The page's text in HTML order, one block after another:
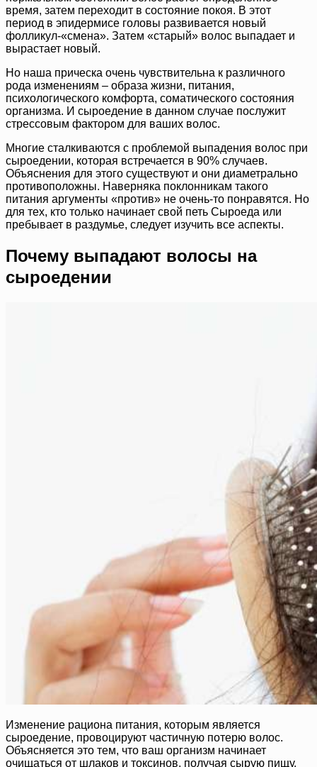
время, затем переходит в состояние покоя. В этот
период в эпидермисе головы развивается новый
фолликул-«смена». Затем «старый» волос выпадает и
вырастает новый.
Но наша прическа очень чувствительна к различного
рода изменениям – образа жизни, питания,
психологического комфорта, соматического состояния
организма. И сыроедение в данном случае послужит
стрессовым фактором для ваших волос.
Многие сталкиваются с проблемой выпадения волос при
сыроедении, которая встречается в 90% случаев.
Объяснения для этого существуют и они диаметрально
противоположны. Наверняка поклонникам такого
питания аргументы «против» не очень-то понравятся. Но
для тех, кто только начинает свой петь Сыроеда или
пребывает в раздумье, следует изучить все аспекты.
Почему выпадают волосы на
сыроедении
Изменение рациона питания, которым является
сыроедение, провоцируют частичную потерю волос.
Объясняется это тем, что ваш организм начинает
очищаться от шлаков и токсинов, получая сырую пищу,